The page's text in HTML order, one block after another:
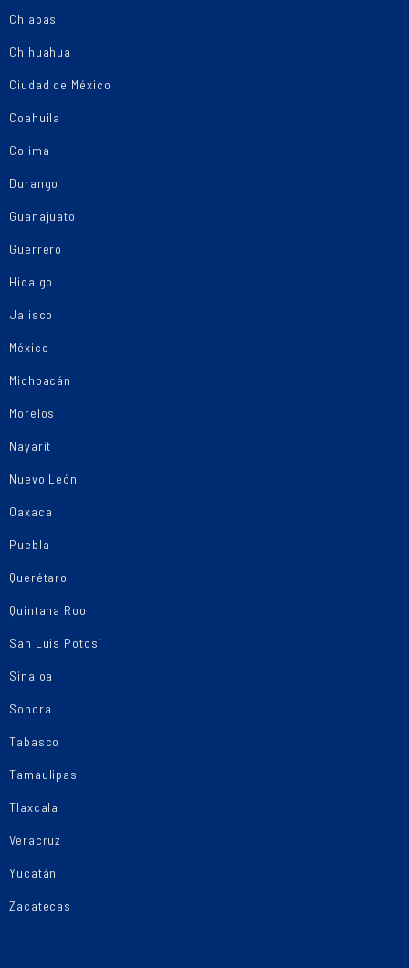
Chiapas
Chihuahua
Ciudad de México
Coahuila
Colima
Durango
Guanajuato
Guerrero
Hidalgo
Jalisco
México
Michoacán
Morelos
Nayarit
Nuevo León
Oaxaca
Puebla
Querétaro
Quintana Roo
San Luis Potosí
Sinaloa
Sonora
Tabasco
Tamaulipas
Tlaxcala
Veracruz
Yucatán
Zacatecas